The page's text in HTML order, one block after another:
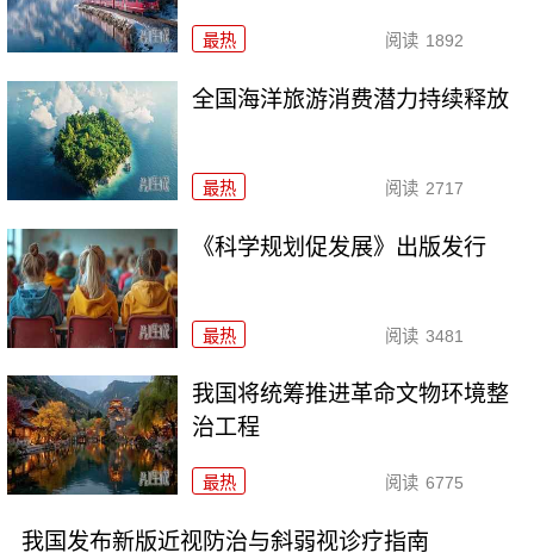
最热 阅读 1892
全国海洋旅游消费潜力持续释放
最热 阅读 2717
《科学规划促发展》出版发行
最热 阅读 3481
我国将统筹推进革命文物环境整
治工程
最热 阅读 6775
我国发布新版近视防治与斜弱视诊疗指南